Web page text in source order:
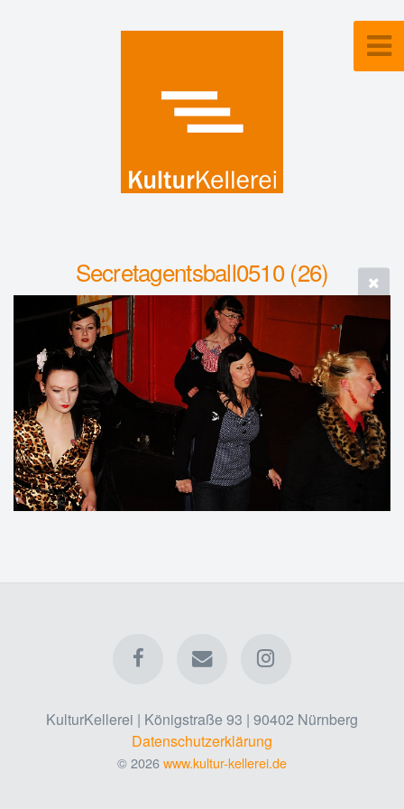
Secretagentsball0510 (26)
KulturKellerei | Königstraße 93 | 90402 Nürnberg
Datenschutzerklärung
© 2026www.kultur-kellerei.de